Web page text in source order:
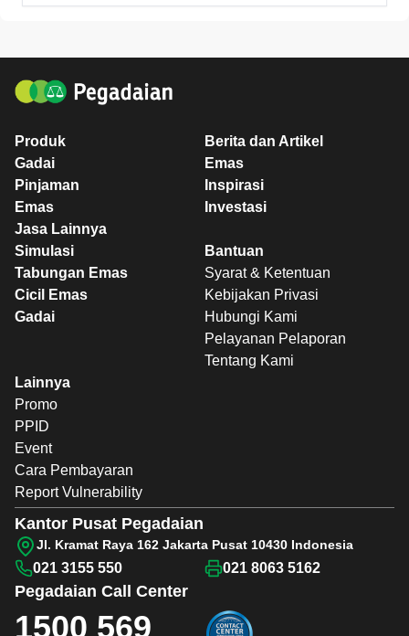
Produk
Gadai
Pinjaman
Emas
Jasa Lainnya
Berita dan Artikel
Emas
Inspirasi
Investasi
Simulasi
Tabungan Emas
Cicil Emas
Gadai
Bantuan
Syarat & Ketentuan
Kebijakan Privasi
Hubungi Kami
Pelayanan Pelaporan
Tentang Kami
Lainnya
Promo
PPID
Event
Cara Pembayaran
Report Vulnerability
Pegadaian Call Center
1500 569
Kantor Pusat Pegadaian
Jl. Kramat Raya 162 Jakarta Pusat 10430 Indonesia
021 3155 550 021 8063 5162